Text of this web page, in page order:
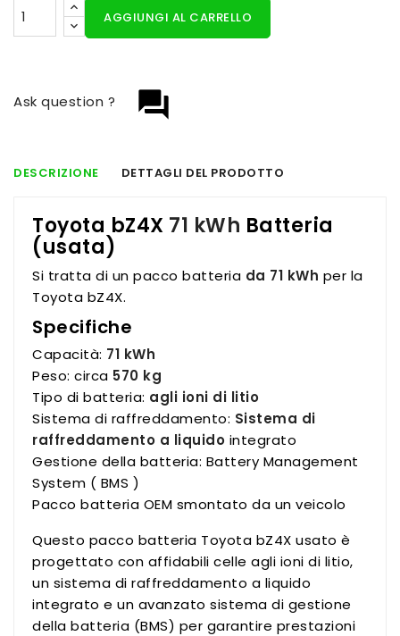
AGGIUNGI AL CARRELLO
question_answer
Ask question ?
DESCRIZIONE DETTAGLI DEL PRODOTTO
Toyota bZ4X 71 kWh Batteria
(usata)
Si tratta di un pacco batteria da 71 kWh per la
Toyota bZ4X.
Specifiche
Capacità: 71 kWh
Peso: circa 570 kg
Tipo di batteria: agli ioni di litio
Sistema di raffreddamento: Sistema di
raffreddamento a liquido integrato
Gestione della batteria: Battery Management
System ( BMS )
Pacco batteria OEM smontato da un veicolo
Questo pacco batteria Toyota bZ4X usato è
progettato con affidabili celle agli ioni di litio,
un sistema di raffreddamento a liquido
integrato e un avanzato sistema di gestione
della batteria (BMS) per garantire prestazioni